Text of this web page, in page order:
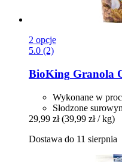
2 opcje
5.0 (2)
BioKing Granola
Wykonane w
Słodzone
29,99 zł (39,99 zł / kg)
Dostawa do 11 sierpnia